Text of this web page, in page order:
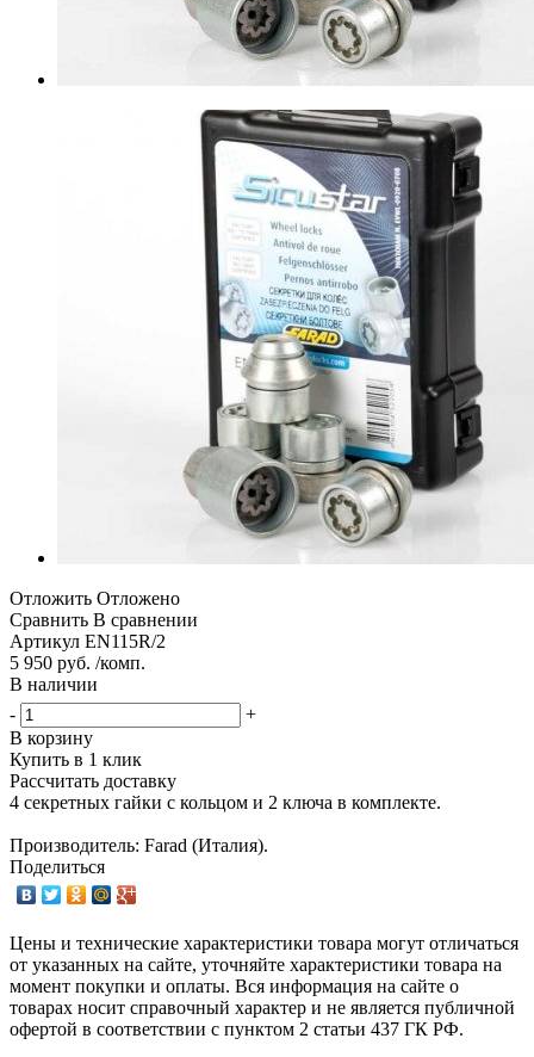
Отложить Отложено
Сравнить В сравнении
Артикул EN115R/2
5 950 руб. /комп.
В наличии
-
+
В корзину
Купить в 1 клик
Рассчитать доставку
4 секретных гайки с кольцом и 2 ключа в комплекте.
Производитель: Farad (Италия).
Поделиться
Цены и технические характеристики товара могут отличаться
от указанных на сайте, уточняйте характеристики товара на
момент покупки и оплаты. Вся информация на сайте о
товарах носит справочный характер и не является публичной
офертой в соответствии с пунктом 2 статьи 437 ГК РФ.